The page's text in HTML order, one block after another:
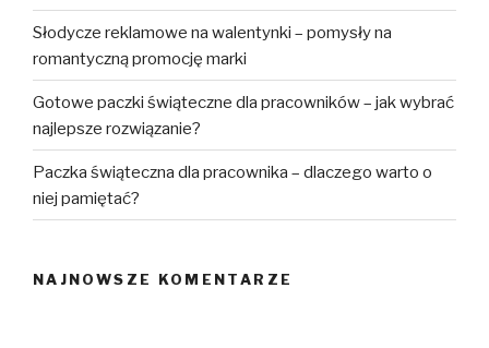
Słodycze reklamowe na walentynki – pomysły na
romantyczną promocję marki
Gotowe paczki świąteczne dla pracowników – jak wybrać
najlepsze rozwiązanie?
Paczka świąteczna dla pracownika – dlaczego warto o
niej pamiętać?
NAJNOWSZE KOMENTARZE